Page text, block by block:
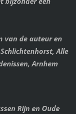
van de auteur en
Alle
Arnhem
Rijn en Oude